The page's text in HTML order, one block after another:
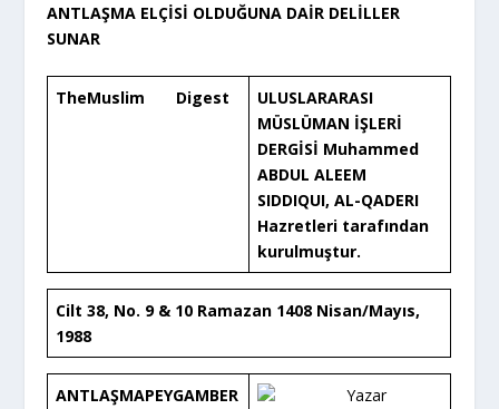
ANTLAŞMA ELÇİSİ OLDUĞUNA DAİR DELİLLER
SUNAR
TheMuslim Digest
ULUSLARARASI
MÜSLÜMAN İŞLERİ
DERGİSİ Muhammed
ABDUL ALEEM
SIDDIQUI, AL-QADERI
Hazretleri tarafından
kurulmuştur.
Cilt 38, No. 9 & 10 Ramazan 1408 Nisan/Mayıs,
1988
ANTLAŞMAPEYGAMBER
Yazar